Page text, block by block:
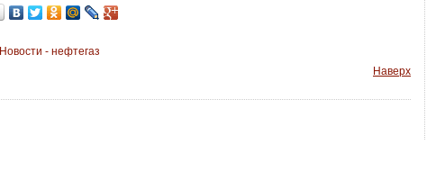
Новости - нефтегаз
Наверх